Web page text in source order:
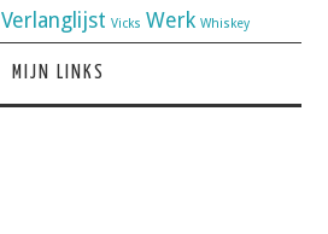
Verlanglijst Vicks Werk Whiskey
MIJN LINKS